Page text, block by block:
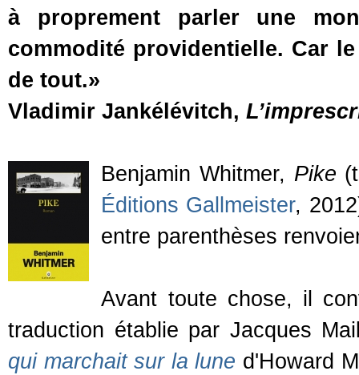
à proprement parler une
commodité providentielle. Car
de tout.»
Vladimir Jankélévitch,
Benjamin Whitmer, Pike
Éditions Gallmeister,
entre parenthèses
Avant toute chose, il
traduction établie par Jacques
qui marchait sur la lune d'Howard